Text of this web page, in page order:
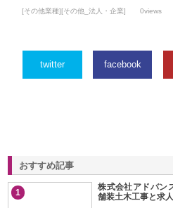
[その他業種][その他_法人・企業] 0views
twitter facebook
おすすめ記事
1
株式会社アドバン
舗装土木工事と求